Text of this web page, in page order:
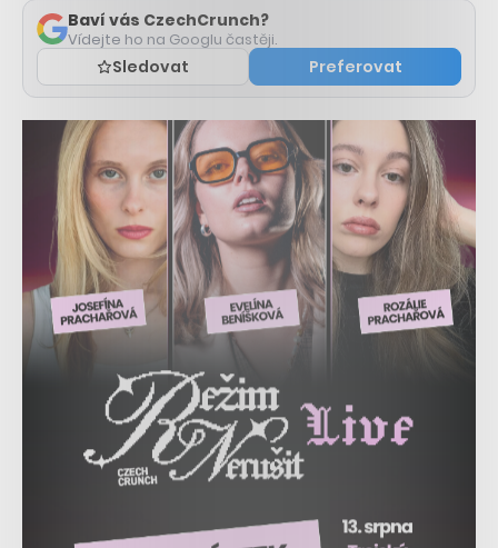
Baví vás CzechCrunch?
Vídejte ho na Googlu častěji.
Sledovat Preferovat